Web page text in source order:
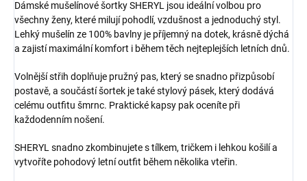
Dámské mušelínové šortky SHERYL jsou ideální volbou pro
všechny ženy, které milují pohodlí, vzdušnost a jednoduchý styl.
Lehký mušelín ze 100% bavlny je příjemný na dotek, krásně dýchá
a zajistí maximální komfort i během těch nejteplejších letních dnů.
Volnější střih doplňuje pružný pas, který se snadno přizpůsobí
postavě, a součástí šortek je také stylový pásek, který dodává
celému outfitu šmrnc. Praktické kapsy pak oceníte při
každodenním nošení.
SHERYL snadno zkombinujete s tílkem, tričkem i lehkou košilí a
vytvoříte pohodový letní outfit během několika vteřin.